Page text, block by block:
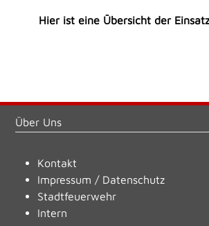
Hier ist eine Übersicht der
Über Uns
Kontakt
Impressum / Datenschutz
Stadtfeuerwehr
Intern